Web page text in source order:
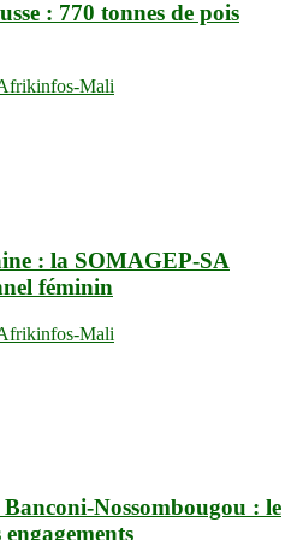
: 770 tonnes de pois
Mali
: la SOMAGEP-SA
féminin
Mali
Nossombougou : le